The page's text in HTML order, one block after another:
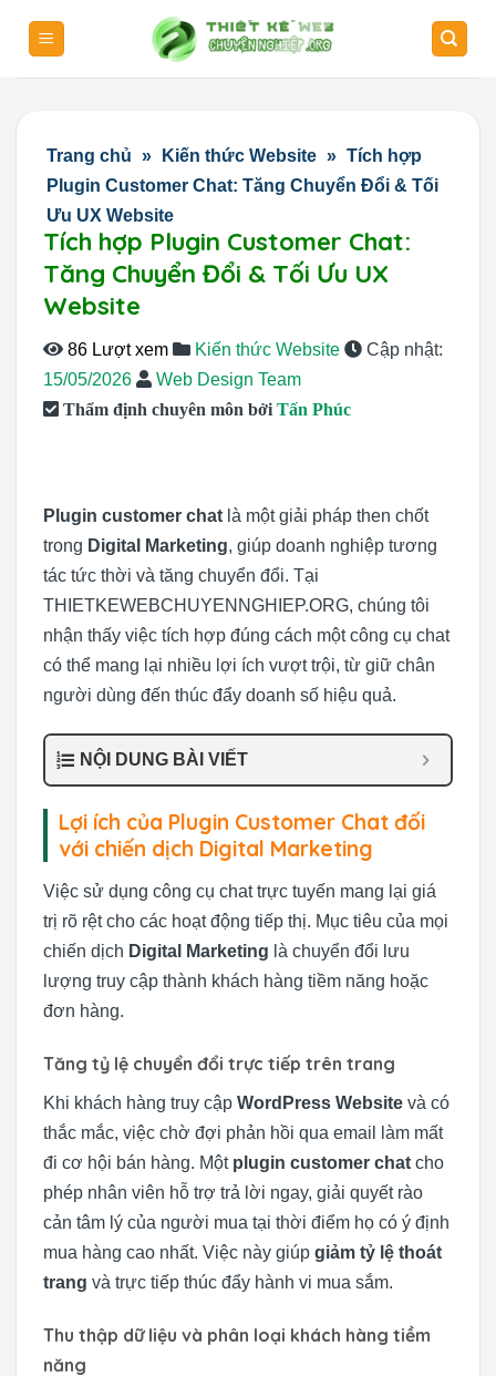
content
Trang chủ » Kiến thức Website » Tích hợp
Plugin Customer Chat: Tăng Chuyển Đổi & Tối
Ưu UX Website
Tích hợp Plugin Customer Chat:
Tăng Chuyển Đổi & Tối Ưu UX
Website
86 Lượt xem Kiến thức Website
Cập nhật:
15/05/2026
Web Design Team
Thẩm định chuyên môn bởi Tấn Phúc
Plugin customer chat là một giải pháp then chốt
trong Digital Marketing, giúp doanh nghiệp tương
tác tức thời và tăng chuyển đổi. Tại
THIETKEWEBCHUYENNGHIEP.ORG, chúng tôi
nhận thấy việc tích hợp đúng cách một công cụ chat
có thể mang lại nhiều lợi ích vượt trội, từ giữ chân
người dùng đến thúc đẩy doanh số hiệu quả.
NỘI DUNG BÀI VIẾT
Lợi ích của Plugin Customer Chat đối
với chiến dịch Digital Marketing
Việc sử dụng công cụ chat trực tuyến mang lại giá
trị rõ rệt cho các hoạt động tiếp thị. Mục tiêu của mọi
chiến dịch Digital Marketing là chuyển đổi lưu
lượng truy cập thành khách hàng tiềm năng hoặc
đơn hàng.
Tăng tỷ lệ chuyển đổi trực tiếp trên trang
Khi khách hàng truy cập WordPress Website và có
thắc mắc, việc chờ đợi phản hồi qua email làm mất
đi cơ hội bán hàng. Một plugin customer chat cho
phép nhân viên hỗ trợ trả lời ngay, giải quyết rào
cản tâm lý của người mua tại thời điểm họ có ý định
mua hàng cao nhất. Việc này giúp giảm tỷ lệ thoát
trang và trực tiếp thúc đẩy hành vi mua sắm.
Thu thập dữ liệu và phân loại khách hàng tiềm
năng